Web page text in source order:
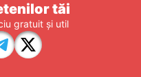
tăi
gratuit și util